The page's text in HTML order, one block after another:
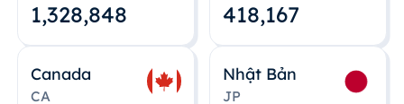
1,328,848 418,167
Canada
CA
Nhật Bản
JP